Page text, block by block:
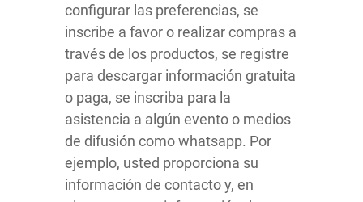
configurar las preferencias, se
inscribe a favor o realizar compras a
través de los productos, se registre
para descargar información gratuita
o paga, se inscriba para la
asistencia a algún evento o medios
de difusión como whatsapp. Por
ejemplo, usted proporciona su
información de contacto y, en